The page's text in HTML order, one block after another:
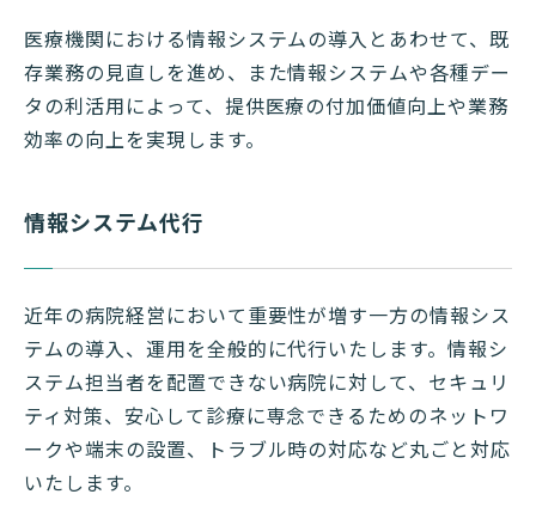
医療機関における情報システムの導入とあわせて、既
存業務の見直しを進め、また情報システムや各種デー
タの利活用によって、提供医療の付加価値向上や業務
効率の向上を実現します。
情報システム代行
近年の病院経営において重要性が増す一方の情報シス
テムの導入、運用を全般的に代行いたします。情報シ
ステム担当者を配置できない病院に対して、セキュリ
ティ対策、安心して診療に専念できるためのネットワ
ークや端末の設置、トラブル時の対応など丸ごと対応
いたします。